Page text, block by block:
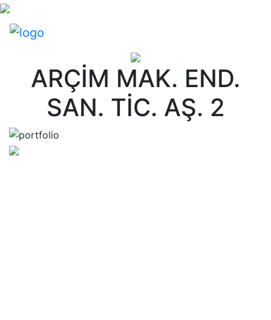
ARÇİM MAK. END.
SAN. TİC. AŞ. 2